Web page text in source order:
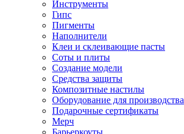
Инструменты
Гипс
Пигменты
Наполнители
Клеи и склеивающие пасты
Соты и плиты
Создание модели
Средства защиты
Композитные настилы
Оборудование для производства
Подарочные сертификаты
Мерч
Барьеркоуты